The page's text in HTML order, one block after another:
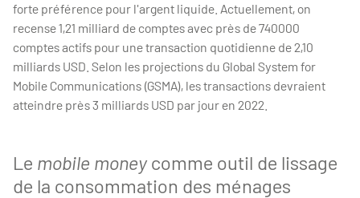
forte préférence pour l'argent liquide. Actuellement, on
recense 1,21 milliard de comptes avec près de 740000
comptes actifs pour une transaction quotidienne de 2,10
milliards USD. Selon les projections du Global System for
Mobile Communications (GSMA), les transactions devraient
atteindre près 3 milliards USD par jour en 2022.
Le mobile money comme outil de lissage
de la consommation des ménages